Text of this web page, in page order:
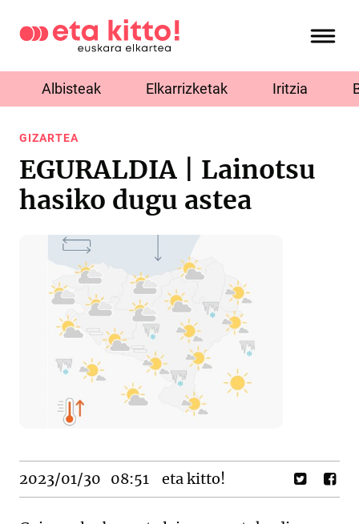
Albisteak Elkarrizketak Iritzia
GIZARTEA
EGURALDIA | Lainotsu
hasiko dugu astea
2023/01/30 08:51 eta kitto!